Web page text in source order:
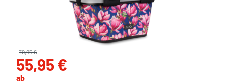
ab
55,95 €
79,95 €